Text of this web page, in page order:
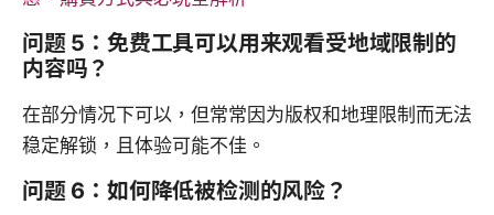
问题 5：免费工具可以用来观看受地域限制的
内容吗？
在部分情况下可以，但常常因为版权和地理限制而无法
稳定解锁，且体验可能不佳。
问题 6：如何降低被检测的风险？